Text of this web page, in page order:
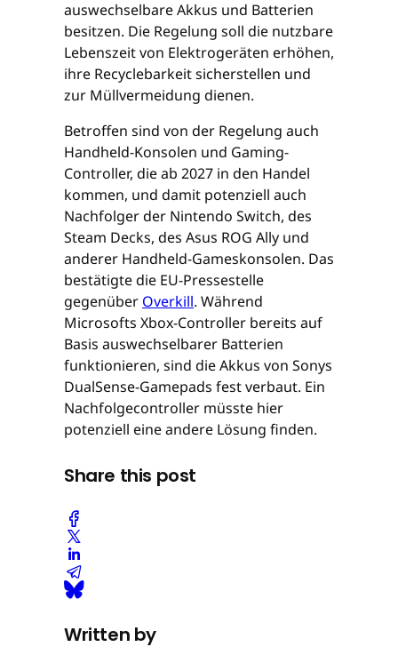
auswechselbare Akkus und Batterien
besitzen. Die Regelung soll die nutzbare
Lebenszeit von Elektrogeräten erhöhen,
ihre Recyclebarkeit sicherstellen und
zur Müllvermeidung dienen.
Betroffen sind von der Regelung auch
Handheld-Konsolen und Gaming-
Controller, die ab 2027 in den Handel
kommen, und damit potenziell auch
Nachfolger der Nintendo Switch, des
Steam Decks, des Asus ROG Ally und
anderer Handheld-Gameskonsolen. Das
bestätigte die EU-Pressestelle
gegenüber Overkill. Während
Microsofts Xbox-Controller bereits auf
Basis auswechselbarer Batterien
funktionieren, sind die Akkus von Sonys
DualSense-Gamepads fest verbaut. Ein
Nachfolgecontroller müsste hier
potenziell eine andere Lösung finden.
Share this post
Written by